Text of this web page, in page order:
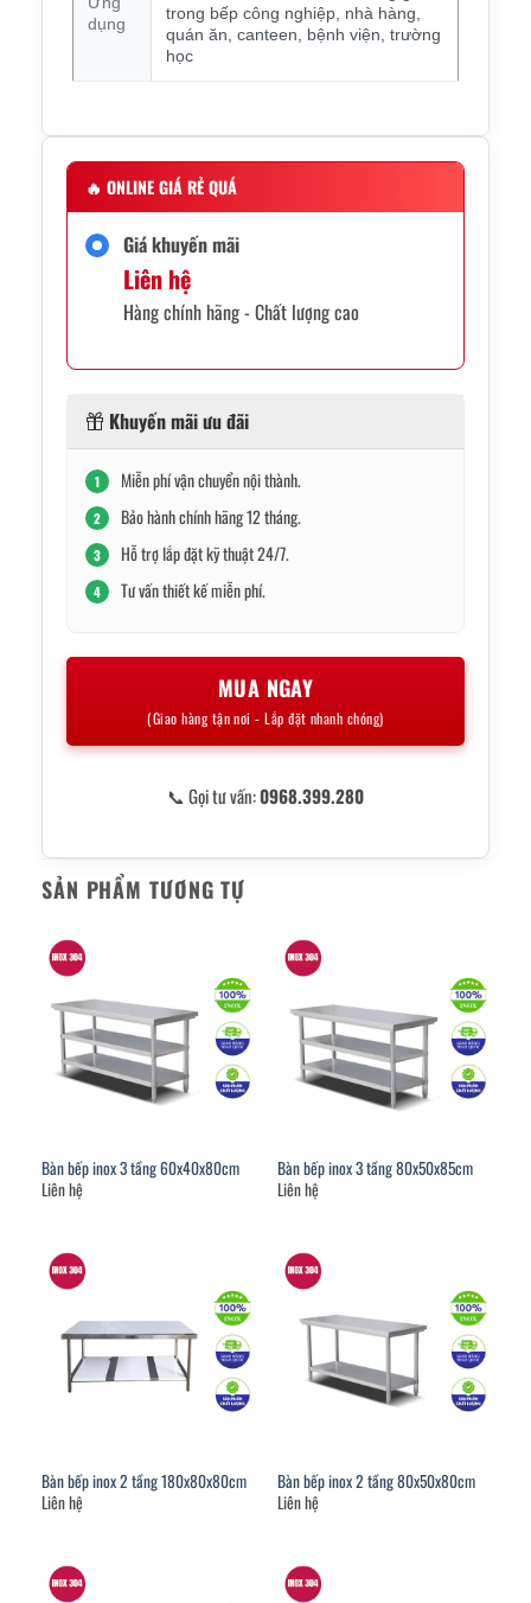
dụng
trong bếp công nghiệp, nhà hàng,
quán ăn, canteen, bệnh viện, trường
học
🔥 ONLINE GIÁ RẺ QUÁ
Giá khuyến mãi
Liên hệ
Hàng chính hãng - Chất lượng cao
Khuyến mãi ưu đãi
1 Miễn phí vận chuyển nội thành.
2 Bảo hành chính hãng 12 tháng.
3 Hỗ trợ lắp đặt kỹ thuật 24/7.
4 Tư vấn thiết kế miễn phí.
MUA NGAY
(Giao hàng tận nơi - Lắp đặt nhanh chóng)
📞 Gọi tư vấn:0968.399.280
SẢN PHẨM TƯƠNG TỰ
Bàn bếp inox 3 tầng 60x40x80cm
Liên hệ
Bàn bếp inox 3 tầng 80x50x85cm
Liên hệ
Bàn bếp inox 2 tầng 180x80x80cm
Liên hệ
Bàn bếp inox 2 tầng 80x50x80cm
Liên hệ